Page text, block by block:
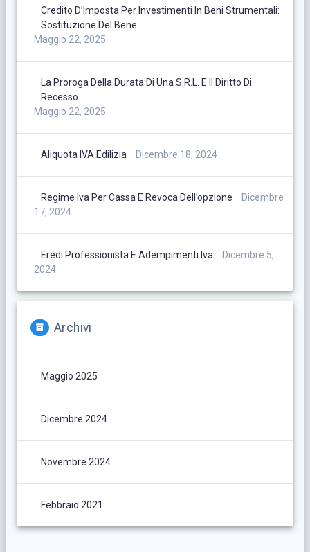
Credito D’Imposta Per Investimenti In Beni Strumentali:
Sostituzione Del Bene
Maggio 22, 2025
La Proroga Della Durata Di Una S.r.l. E Il Diritto Di
Recesso
Maggio 22, 2025
Aliquota IVA Edilizia Dicembre 18, 2024
Regime Iva Per Cassa E Revoca Dell’opzione
Dicembre
17, 2024
Eredi Professionista E Adempimenti Iva
Dicembre 5,
2024
Archivi
Maggio 2025
Dicembre 2024
Novembre 2024
Febbraio 2021